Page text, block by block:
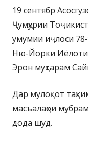
19 сентябр
Ҷумҳурии
умумии иҷлоси
Ню-Йорки Иёлоти
Эрон муҳтарам
Дар мулоқот
масъалаҳои
дода шуд.